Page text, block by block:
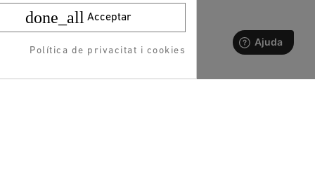
done_all Acceptar
Política de privacitat i cookies